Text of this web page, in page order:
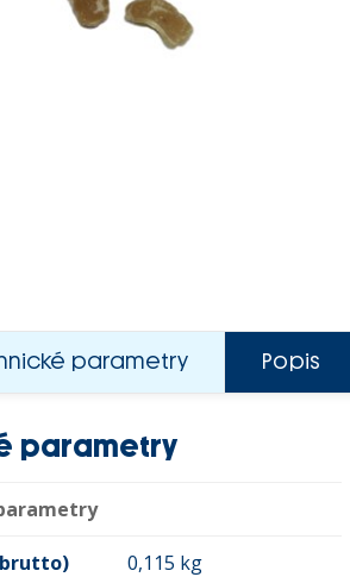
parametry Popis
parametry
0,115 kg